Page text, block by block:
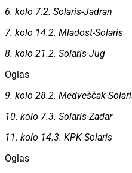
6. kolo 7.2. Solaris-Jadran
7. kolo 14.2. Mladost-Solaris
8. kolo 21.2. Solaris-Jug
Oglas
9. kolo 28.2. Medveščak-
10. kolo 7.3. Solaris-Zadar
11. kolo 14.3. KPK-Solaris
Oglas